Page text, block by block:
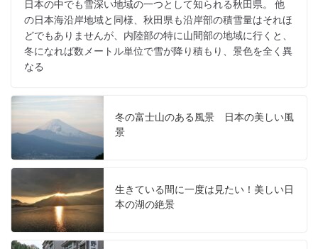
日本の中でも雪深い地域の一つとして知られる秋田県。 他
の日本海沿岸地域と同様、秋田県も沿岸部の積雪量はそれほ
どでもありませんが、内陸部の特に山間部の地域に行くと、
冬になれば数メートル単位で雪が降り積もり、景色を全く異
なる
冬の富士山のある風景 日本の美しい風
景
生きている間に一度は見たい！美しい日
本の湖の絶景